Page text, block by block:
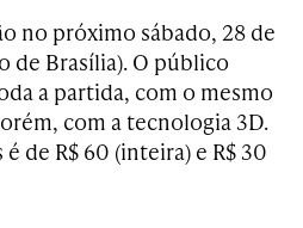
no próximo sábado, 28 de
de Brasília). O público
a partida, com o mesmo
com a tecnologia 3D.
de R$ 60 (inteira) e R$ 30